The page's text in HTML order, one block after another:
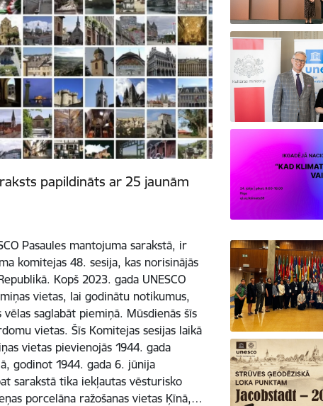
papildināts ar 25 jaunām
Pasaules mantojuma sarakstā, ir
komitejas 48. sesija, kas norisinājās
Kopš 2023. gada UNESCO
vietas, lai godinātu notikumus,
saglabāt piemiņā. Mūsdienās šīs
vietas. Šīs Komitejas sesijas laikā
vietas pievienojās 1944. gada
godinot 1944. gada 6. jūnija
sarakstā tika iekļautas vēsturisko
porcelāna ražošanas vietas Ķīnā,…